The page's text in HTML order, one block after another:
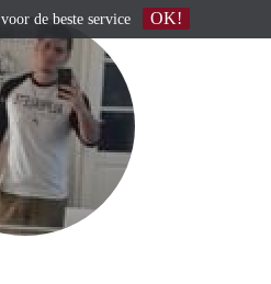
voor de beste service OK!